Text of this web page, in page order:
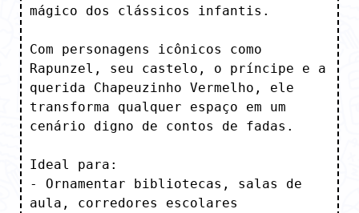
mágico dos clássicos infantis.
Com personagens icônicos como
Rapunzel, seu castelo, o príncipe e a
querida Chapeuzinho Vermelho, ele
transforma qualquer espaço em um
cenário digno de contos de fadas.
Ideal para:
- Ornamentar bibliotecas, salas de
aula, corredores escolares